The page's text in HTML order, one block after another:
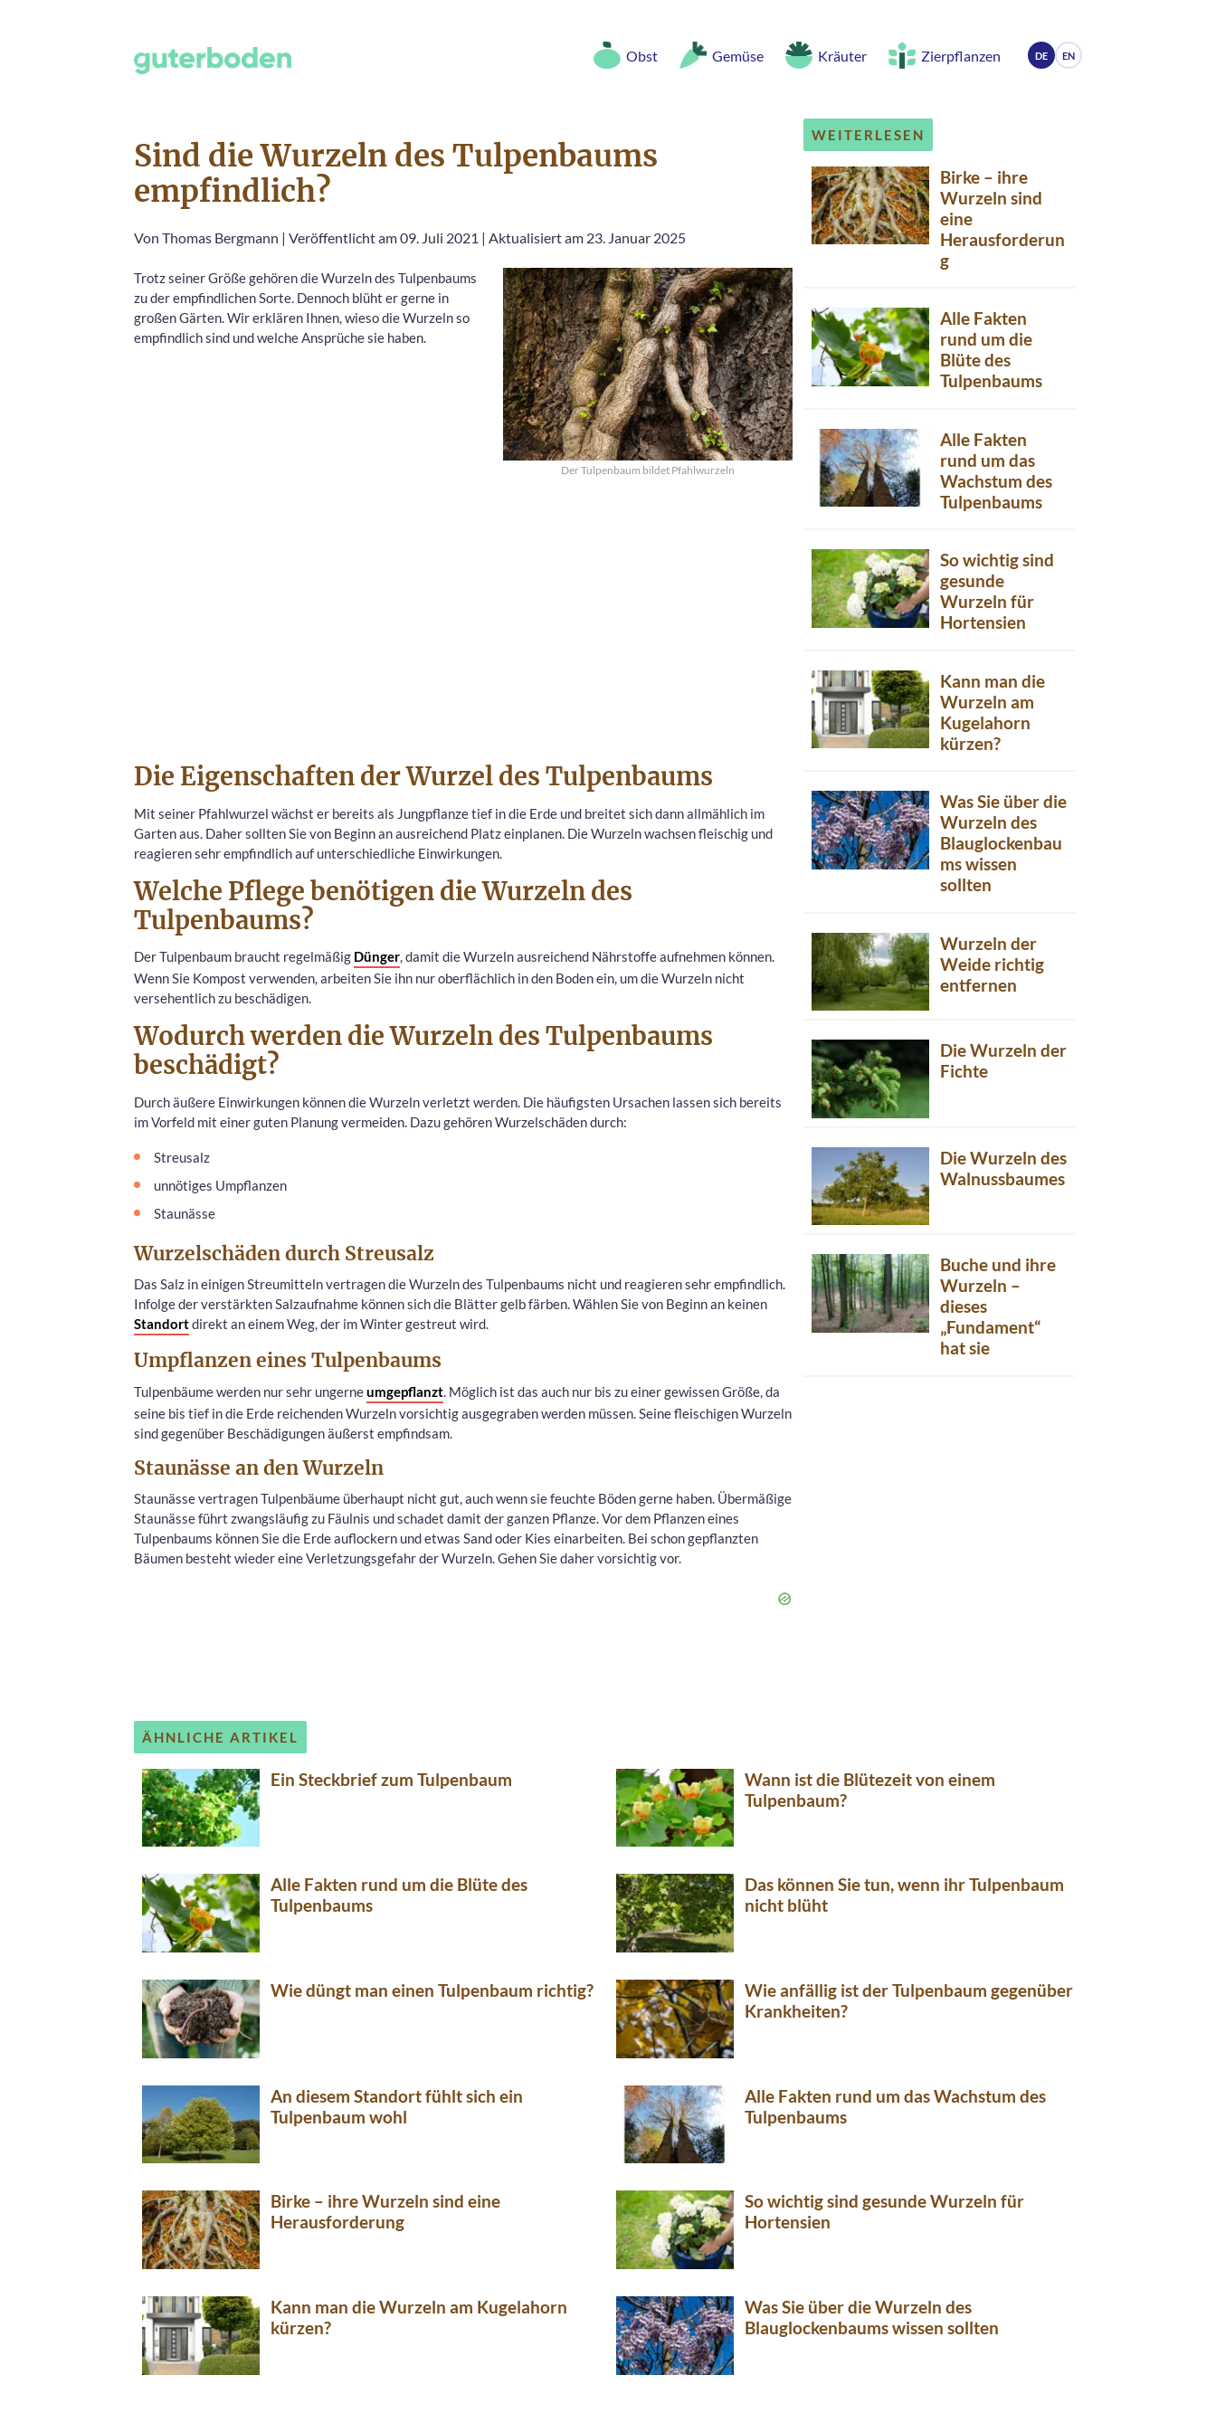
Obst Gemüse Kräuter Zierpflanzen DE EN
Sind die Wurzeln des Tulpenbaums
empfindlich?
Von Thomas Bergmann | Veröffentlicht am 09. Juli 2021 | Aktualisiert am 23. Januar 2025
Der Tulpenbaum bildet Pfahlwurzeln
Trotz seiner Größe gehören die Wurzeln des Tulpenbaums
zu der empfindlichen Sorte. Dennoch blüht er gerne in
großen Gärten. Wir erklären Ihnen, wieso die Wurzeln so
empfindlich sind und welche Ansprüche sie haben.
Die Eigenschaften der Wurzel des Tulpenbaums
Mit seiner Pfahlwurzel wächst er bereits als Jungpflanze tief in die Erde und breitet sich dann allmählich im
Garten aus. Daher sollten Sie von Beginn an ausreichend Platz einplanen. Die Wurzeln wachsen fleischig und
reagieren sehr empfindlich auf unterschiedliche Einwirkungen.
Welche Pflege benötigen die Wurzeln des
Tulpenbaums?
Der Tulpenbaum braucht regelmäßig Dünger, damit die Wurzeln ausreichend Nährstoffe aufnehmen können.
Wenn Sie Kompost verwenden, arbeiten Sie ihn nur oberflächlich in den Boden ein, um die Wurzeln nicht
versehentlich zu beschädigen.
Wodurch werden die Wurzeln des Tulpenbaums
beschädigt?
Durch äußere Einwirkungen können die Wurzeln verletzt werden. Die häufigsten Ursachen lassen sich bereits
im Vorfeld mit einer guten Planung vermeiden. Dazu gehören Wurzelschäden durch:
Streusalz
unnötiges Umpflanzen
Staunässe
Wurzelschäden durch Streusalz
Das Salz in einigen Streumitteln vertragen die Wurzeln des Tulpenbaums nicht und reagieren sehr empfindlich.
Infolge der verstärkten Salzaufnahme können sich die Blätter gelb färben. Wählen Sie von Beginn an keinen
Standortdirekt an einem Weg, der im Winter gestreut wird.
Umpflanzen eines Tulpenbaums
Tulpenbäume werden nur sehr ungerneumgepflanzt. Möglich ist das auch nur bis zu einer gewissen Größe, da
seine bis tief in die Erde reichenden Wurzeln vorsichtig ausgegraben werden müssen. Seine fleischigen Wurzeln
sind gegenüber Beschädigungen äußerst empfindsam.
Staunässe an den Wurzeln
Staunässe vertragen Tulpenbäume überhaupt nicht gut, auch wenn sie feuchte Böden gerne haben. Übermäßige
Staunässe führt zwangsläufig zu Fäulnis und schadet damit der ganzen Pflanze. Vor dem Pflanzen eines
Tulpenbaums können Sie die Erde auflockern und etwas Sand oder Kies einarbeiten. Bei schon gepflanzten
Bäumen besteht wieder eine Verletzungsgefahr der Wurzeln. Gehen Sie daher vorsichtig vor.
WEITERLESEN
Birke – ihre
Wurzeln sind
eine
Herausforderun
g
Alle Fakten
rund um die
Blüte des
Tulpenbaums
Alle Fakten
rund um das
Wachstum des
Tulpenbaums
So wichtig sind
gesunde
Wurzeln für
Hortensien
Kann man die
Wurzeln am
Kugelahorn
kürzen?
Was Sie über die
Wurzeln des
Blauglockenbau
ms wissen
sollten
Wurzeln der
Weide richtig
entfernen
Die Wurzeln der
Fichte
Die Wurzeln des
Walnussbaumes
Buche und ihre
Wurzeln –
dieses
„Fundament“
hat sie
ÄHNLICHE ARTIKEL
Ein Steckbrief zum Tulpenbaum
Wann ist die Blütezeit von einem
Tulpenbaum?
Alle Fakten rund um die Blüte des
Tulpenbaums
Das können Sie tun, wenn ihr Tulpenbaum
nicht blüht
Wie düngt man einen Tulpenbaum richtig?
Wie anfällig ist der Tulpenbaum gegenüber
Krankheiten?
An diesem Standort fühlt sich ein
Tulpenbaum wohl
Alle Fakten rund um das Wachstum des
Tulpenbaums
Birke – ihre Wurzeln sind eine
Herausforderung
So wichtig sind gesunde Wurzeln für
Hortensien
Kann man die Wurzeln am Kugelahorn
kürzen?
Was Sie über die Wurzeln des
Blauglockenbaums wissen sollten